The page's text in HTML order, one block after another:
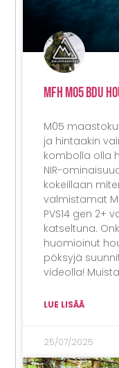
MFH M05 BDU
M05
ja hintaakin
kombolla olla
NIR-
kokeillaan
valmistamat
PVS14 gen 2+
katseltuna.
huomioinut
pöksyjä
videolla!
LUE LISÄÄ
25/07/2025